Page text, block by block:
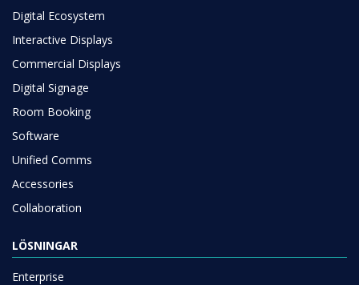
Digital Ecosystem
Interactive Displays
Commercial Displays
Digital Signage
Room Booking
Software
Unified Comms
Accessories
Collaboration
LÖSNINGAR
Enterprise